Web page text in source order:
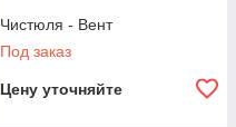
Чистюля - Вент
Под заказ
Цену уточняйте